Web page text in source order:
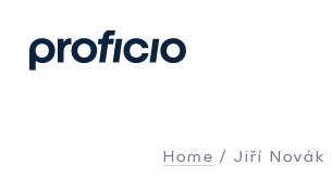
Home Jiří Novák